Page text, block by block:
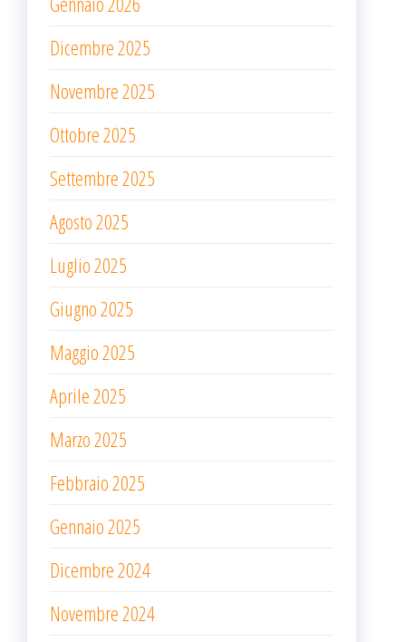
Dicembre 2025
Novembre 2025
Ottobre 2025
Settembre 2025
Agosto 2025
Luglio 2025
Giugno 2025
Maggio 2025
Aprile 2025
Marzo 2025
Febbraio 2025
Gennaio 2025
Dicembre 2024
Novembre 2024